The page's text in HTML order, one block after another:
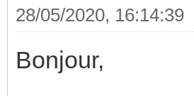
28/05/2020, 16:14:39
Bonjour,